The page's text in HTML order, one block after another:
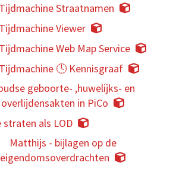
Straatnamen
Viewer
Web Map Service
🕓 Kennisgraaf
geboorte- ,huwelijks- en
overlijdensakten in PiCo
straten als LOD
Matthijs - bijlagen op de
eigendomsoverdrachten